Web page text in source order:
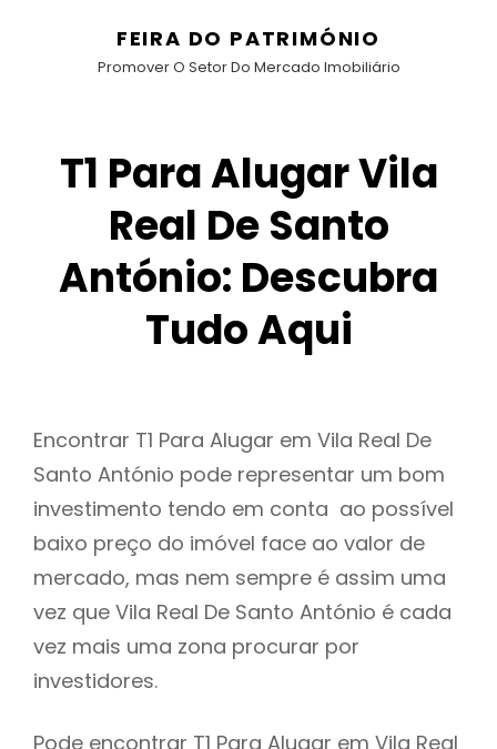
FEIRA DO PATRIMÓNIO
Promover O Setor Do Mercado Imobiliário
T1 Para Alugar Vila
Real De Santo
António: Descubra
Tudo Aqui
Encontrar T1 Para Alugar em Vila Real De
Santo António pode representar um bom
investimento tendo em conta ao possível
baixo preço do imóvel face ao valor de
mercado, mas nem sempre é assim uma
vez que Vila Real De Santo António é cada
vez mais uma zona procurar por
investidores.
Pode encontrar T1 Para Alugar em Vila Real